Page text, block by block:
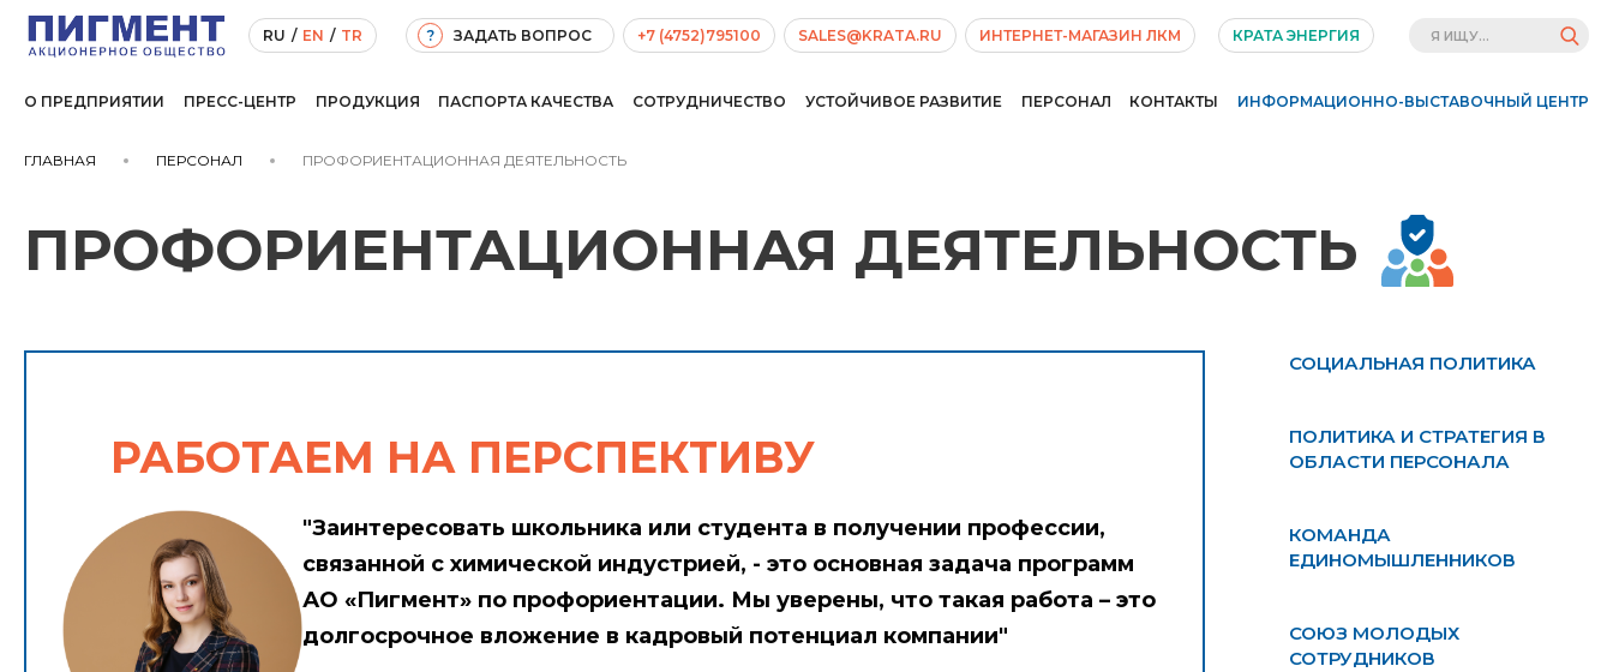
RU / EN / TR ? ЗАДАТЬ ВОПРОС +7 (4752)795100 SALES@KRATA.RU ИНТЕРНЕТ-МАГАЗИН ЛКМ КРАТА ЭНЕРГИЯ
О ПРЕДПРИЯТИИ ПРЕСС-ЦЕНТР ПРОДУКЦИЯ ПАСПОРТА КАЧЕСТВА СОТРУДНИЧЕСТВО УСТОЙЧИВОЕ РАЗВИТИЕ ПЕРСОНАЛ КОНТАКТЫ ИНФОРМАЦИОННО-ВЫСТАВОЧНЫЙ ЦЕНТР
ГЛАВНАЯ ПЕРСОНАЛ ПРОФОРИЕНТАЦИОННАЯ ДЕЯТЕЛЬНОСТЬ
ПРОФОРИЕНТАЦИОННАЯ ДЕЯТЕЛЬНОСТЬ
РАБОТАЕМ НА ПЕРСПЕКТИВУ
"Заинтересовать школьника или студента в получении профессии,
связанной с химической индустрией, - это основная задача программ
АО «Пигмент» по профориентации. Мы уверены, что такая работа – это
долгосрочное вложение в кадровый потенциал компании"
СОЦИАЛЬНАЯ ПОЛИТИКА
ПОЛИТИКА И СТРАТЕГИЯ В
ОБЛАСТИ ПЕРСОНАЛА
КОМАНДА
ЕДИНОМЫШЛЕННИКОВ
СОЮЗ МОЛОДЫХ
СОТРУДНИКОВ